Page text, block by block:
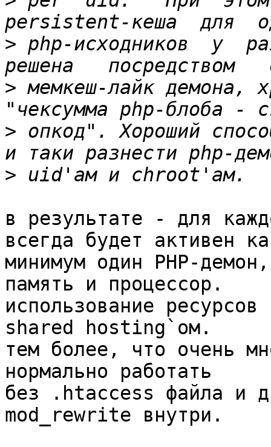
> php-исходников  у
> мемкеш-лайк демона,
> опкод". Хороший
>
в результате - для
всегда будет активен
минимум один PHP-
память и процессор.
использование
shared hosting`ом.
тем более, что очень
нормально работать
без .htaccess файла и
mod_rewrite внутри.